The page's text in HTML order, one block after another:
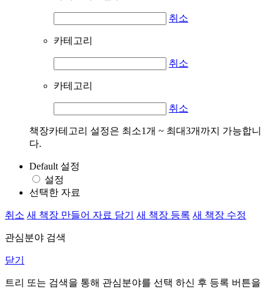
취소
카테고리
취소
카테고리
취소
책장카테고리 설정은 최소1개 ~ 최대3개까지 가능합니
다.
Default 설정
설정
선택한 자료
취소 새 책장 만들어 자료 담기 새 책장 등록 새 책장 수정
관심분야 검색
닫기
트리 또는 검색을 통해 관심분야를 선택 하신 후 등록 버튼을